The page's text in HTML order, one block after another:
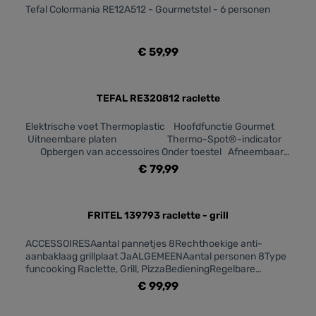
JaVaatwasmachinebestendig - details: Spatels en
Tefal Colormania RE12A512 - Gourmetstel - 6 personen
€ 59,99
TEFAL RE320812 raclette
Elektrische voet Thermoplastic Hoofdfunctie Gourmet
Uitneembare platen Thermo-Spot®-indicator
Opbergen van accessoires Onder toestel Afneembaar
snoer Anti-aanbaklaag Ja
Vaatwasmachinebestendig Aan/uit-schakelaar
€ 79,99
FRITEL 139793 raclette - grill
ACCESSOIRESAantal pannetjes 8Rechthoekige anti-
aanbaklaag grillplaat JaALGEMEENAantal personen 8Type
funcooking Raclette, Grill, PizzaBedieningRegelbare
temperatuur JaFYSIEKE KENMERKENKleur
ZwartGEBRUIKSGEMAKGrilloppervlak 40 x 20 cmMet
€ 99,99